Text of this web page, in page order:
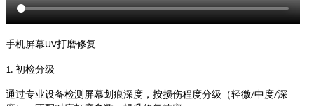
手机屏幕UV打磨修复
1. 初检分级
通过专业设备检测屏幕划痕深度，按损伤程度分级（轻微/中度/深